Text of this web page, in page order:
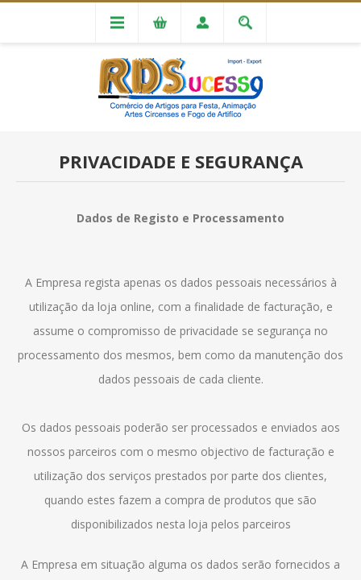
PRIVACIDADE E SEGURANÇA
Dados de Registo e Processamento
A Empresa regista apenas os dados pessoais necessários à
utilização da loja online, com a finalidade de facturação, e
assume o compromisso de privacidade se segurança no
processamento dos mesmos, bem como da manutenção dos
dados pessoais de cada cliente.
Os dados pessoais poderão ser processados e enviados aos
nossos parceiros com o mesmo objectivo de facturação e
utilização dos serviços prestados por parte dos clientes,
quando estes fazem a compra de produtos que são
disponibilizados nesta loja pelos parceiros
A Empresa em situação alguma os dados serão fornecidos a